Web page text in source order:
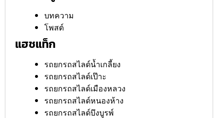
บทความ
โพสต์
แฮชแท็ก
รถยกรถสไลด์น้ำเกลี้ยง
รถยกรถสไลด์เป๊าะ
รถยกรถสไลด์เมืองหลวง
รถยกรถสไลด์หนองห้าง
รถยกรถสไลด์บึงบูรพ์